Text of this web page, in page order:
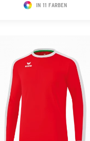
IN 11 FARBEN